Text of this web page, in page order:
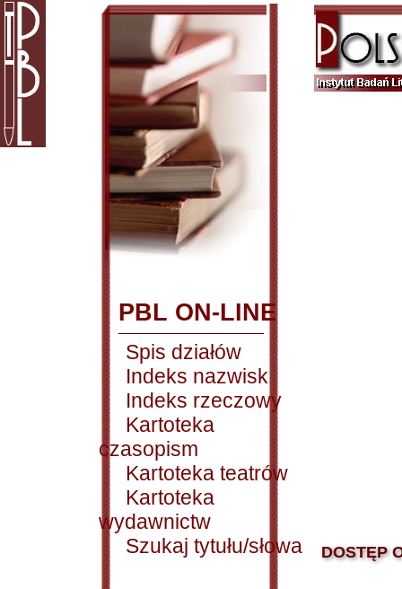
PBL ON-LINE
Spis działów
Indeks nazwisk
Indeks rzeczowy
Kartoteka
czasopism
Kartoteka teatrów
Kartoteka
wydawnictw
Szukaj tytułu/słowa
DOSTĘP